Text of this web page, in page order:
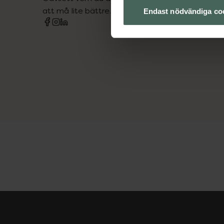
Endast nödvändiga
att må lite bättre. Välkommen att prata med